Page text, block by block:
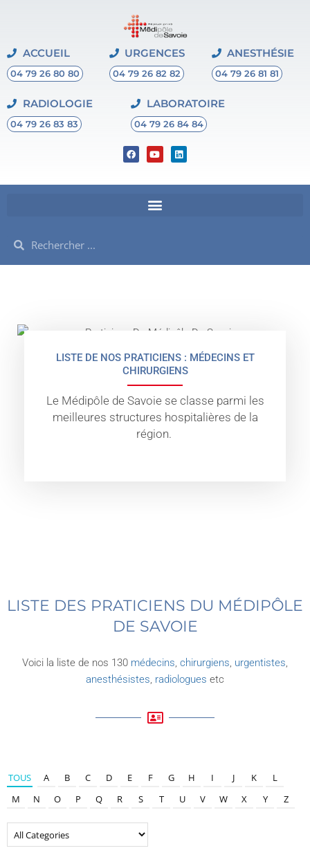
ACCUEIL
04 79 26 80 80
URGENCES
04 79 26 82 82
ANESTHÉSIE
04 79 26 81 81
RADIOLOGIE
04 79 26 83 83
LABORATOIRE
04 79 26 84 84
F
a
b
Y
o
u
e
L
i
e
Rechercher
LISTE DE NOS PRATICIENS : MÉDECINS ET
CHIRURGIENS
Le Médipôle de Savoie se classe parmi les
meilleures structures hospitalières de la
région.
LISTE DES PRATICIENS DU MÉDIPÔLE
DE SAVOIE
Voici la liste de nos 130 médecins, chirurgiens, urgentistes,
anesthésistes, radiologues etc
TOUS A B C D E F G H I J K
L
M
N O P Q R S T U V W X Y Z